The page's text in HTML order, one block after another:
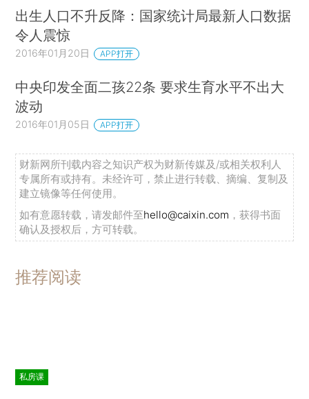
出生人口不升反降：国家统计局最新人口数据
令人震惊
2016年01月20日 APP打开
中央印发全面二孩22条 要求生育水平不出大
波动
2016年01月05日 APP打开
财新网所刊载内容之知识产权为财新传媒及/或相关权利人
专属所有或持有。未经许可，禁止进行转载、摘编、复制及
建立镜像等任何使用。
如有意愿转载，请发邮件至hello@caixin.com ，获得书面
确认及授权后，方可转载。
推荐阅读
私房课